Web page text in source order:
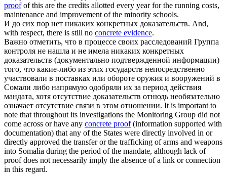
proofof this are the credits allotted every year for the running costs,
maintenance and improvement of the minority schools.
И до сих пор нет никаких конкретных доказательств. And,
with respect, there is still no concrete evidence.
Важно отметить, что в процессе своих расследований Группа
контроля не нашла и не имела никаких конкретных
доказательств (документально подтвержденной информации)
того, что какие-либо из этих государств непосредственно
участвовали в поставках или обороте оружия и вооружений в
Сомали либо напрямую одобряли их за период действия
мандата, хотя отсутствие доказательств отнюдь необязательно
означает отсутствие связи в этом отношении. It is important to
note that throughout its investigations the Monitoring Group did not
come across or have any concrete proof(information supported with
documentation) that any of the States were directly involved in or
directly approved the transfer or the trafficking of arms and weapons
into Somalia during the period of the mandate, although lack of
proof does not necessarily imply the absence of a link or connection
in this regard.